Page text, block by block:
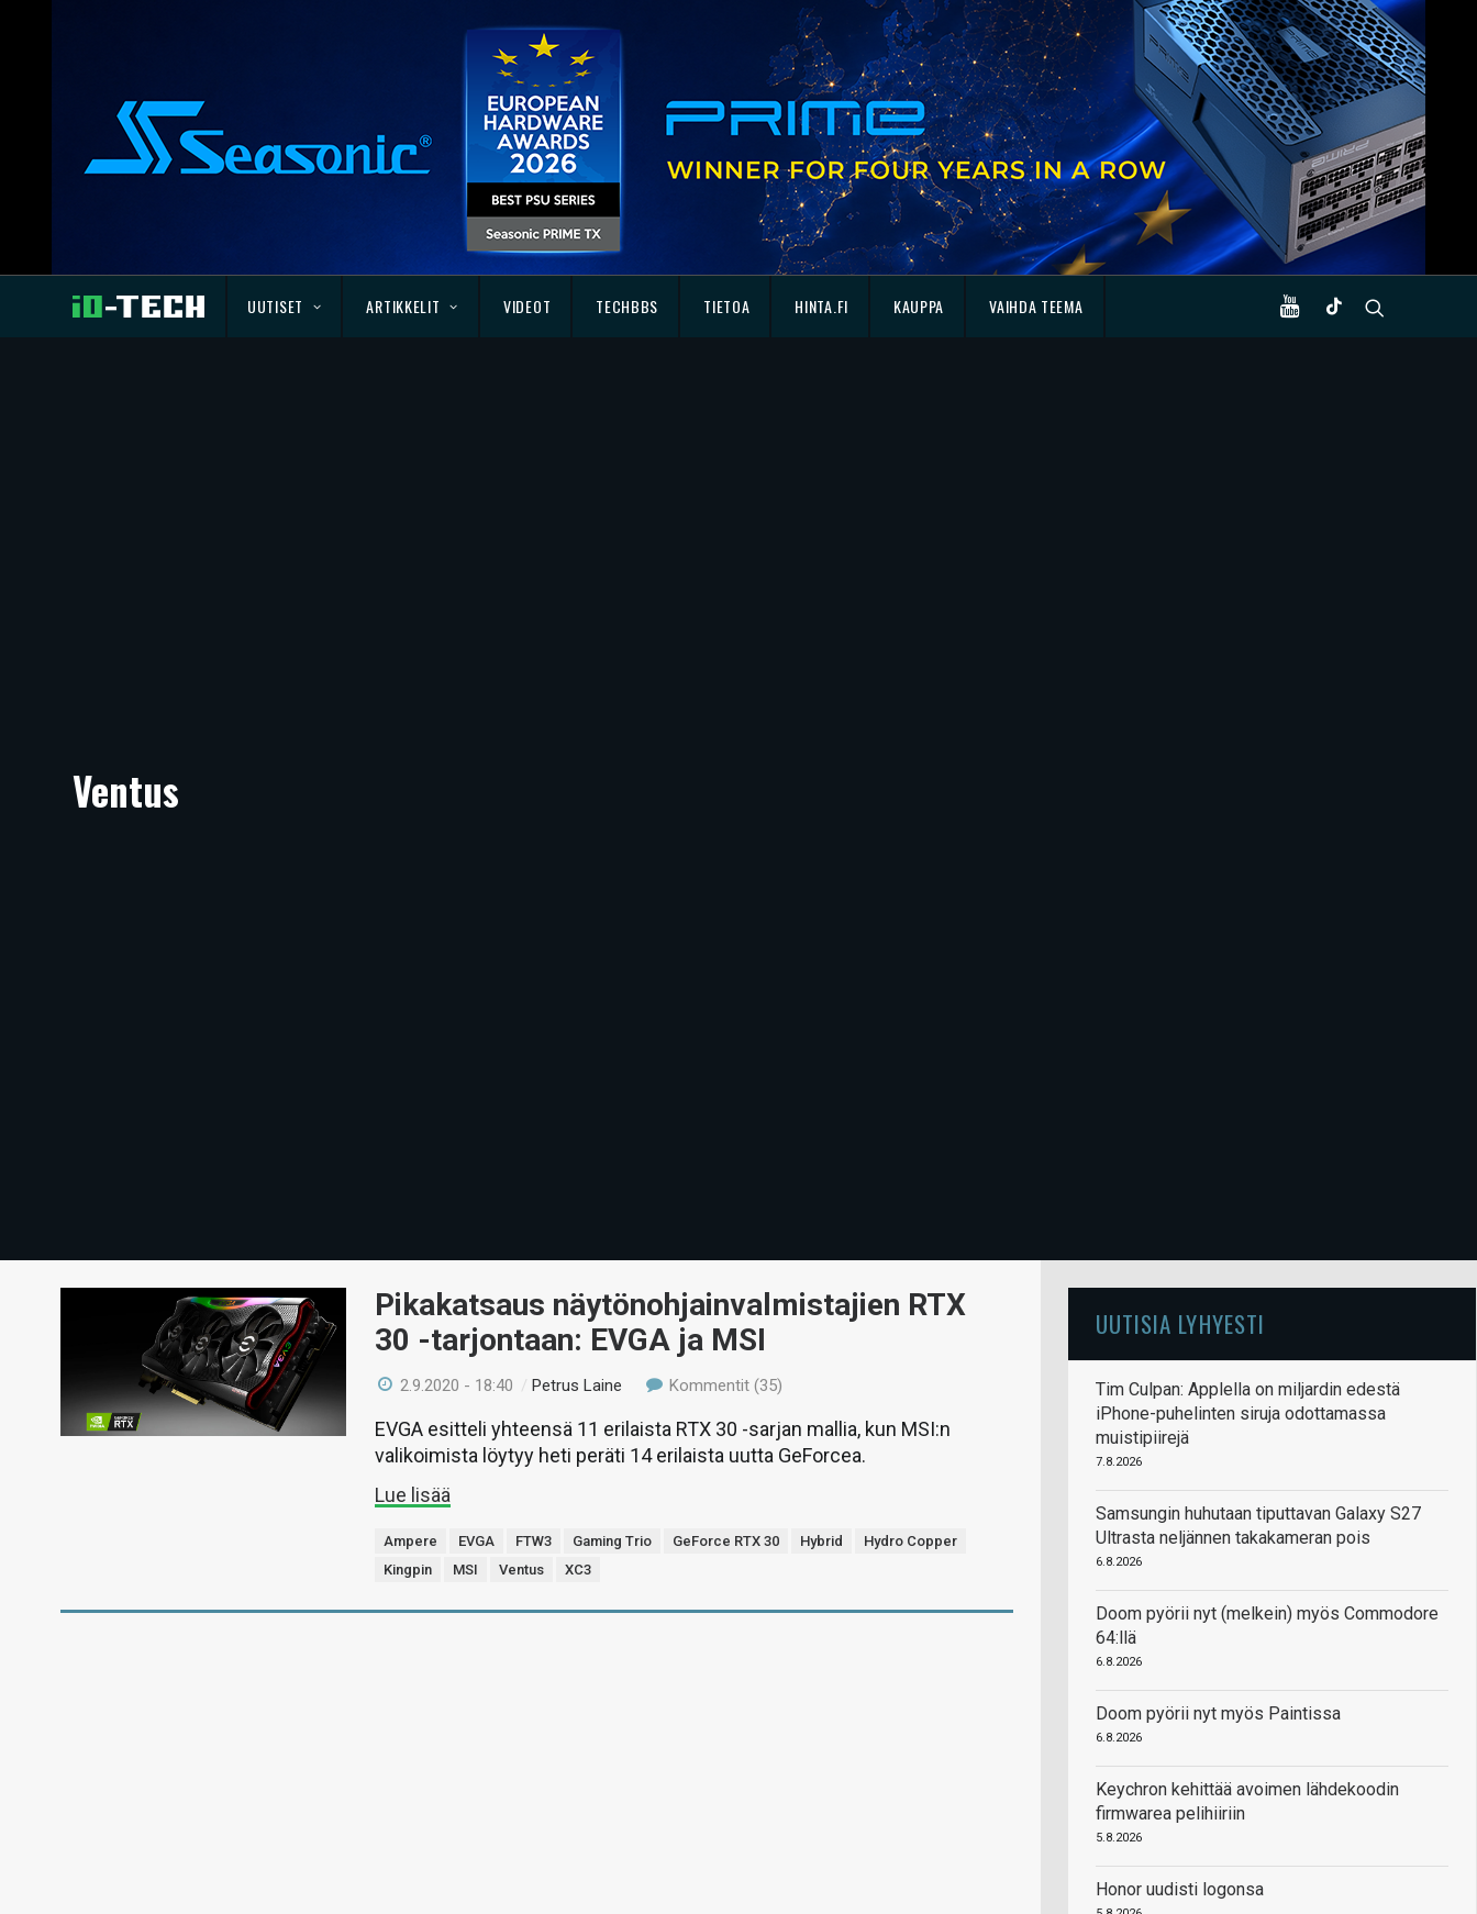
UUTISET ARTIKKELIT VIDEOT TECHBBS TIETOA HINTA.FI KAUPPA VAIHDA TEEMA
Ventus
Pikakatsaus näytönohjainvalmistajien RTX
30 -tarjontaan: EVGA ja MSI
2.9.2020 - 18:40 /Petrus Laine Kommentit (35)
EVGA esitteli yhteensä 11 erilaista RTX 30 -sarjan mallia, kun MSI:n
valikoimista löytyy heti peräti 14 erilaista uutta GeForcea.
Lue lisää
Ampere EVGA FTW3 Gaming Trio GeForce RTX 30 Hybrid
Hydro Copper
Kingpin
MSI Ventus XC3
UUTISIA LYHYESTI
Tim Culpan: Applella on miljardin edestä
iPhone-puhelinten siruja odottamassa
muistipiirejä
7.8.2026
Samsungin huhutaan tiputtavan Galaxy S27
Ultrasta neljännen takakameran pois
6.8.2026
Doom pyörii nyt (melkein) myös Commodore
64:llä
6.8.2026
Doom pyörii nyt myös Paintissa
6.8.2026
Keychron kehittää avoimen lähdekoodin
firmwarea pelihiiriin
5.8.2026
Honor uudisti logonsa